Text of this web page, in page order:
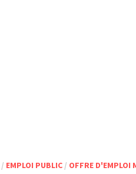
/ EMPLOI PUBLIC / OFFRE D'EMPLOI